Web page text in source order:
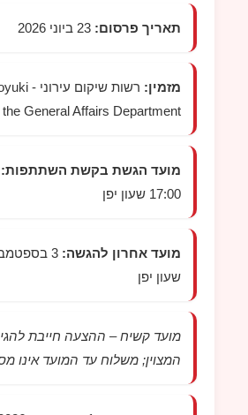
תאריך פרסום:23 ביוני 2026
מזמין:רשות שיקום עירוני -
the General Affairs Department
מועד הגשת בקשת השתתפות:
17:00 שעון יפן
מועד אחרון להגשה:
שעון יפן
מועד קשיח – ההצעה חייבת
המצוין; משלוח עד המועד אינו